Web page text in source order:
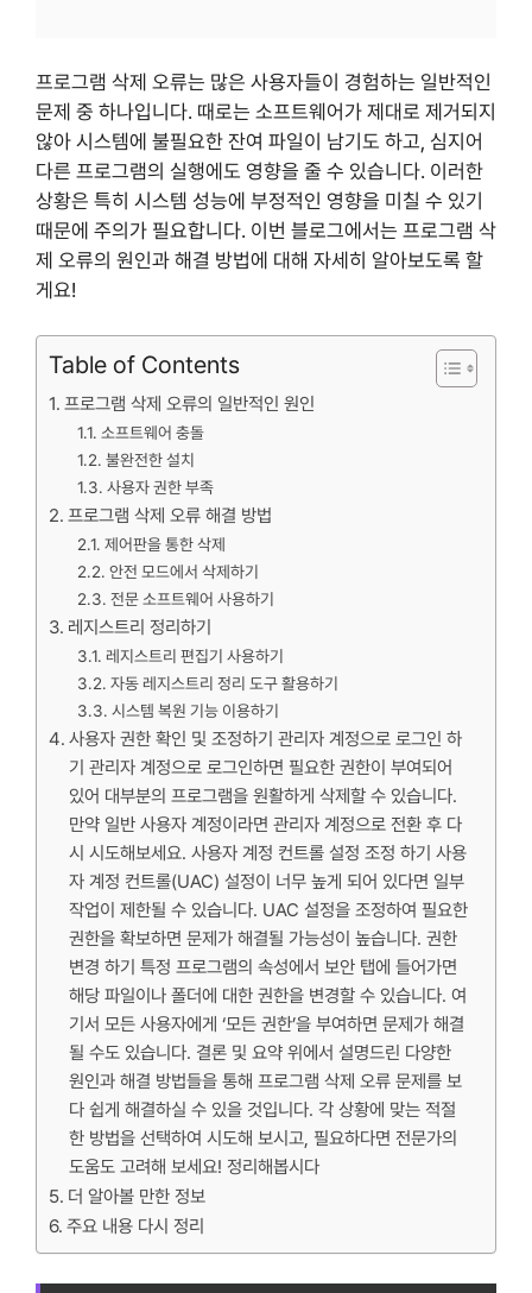
프로그램 삭제 오류는 많은 사용자들이 경험하는 일반적인
문제 중 하나입니다. 때로는 소프트웨어가 제대로 제거되지
않아 시스템에 불필요한 잔여 파일이 남기도 하고, 심지어
다른 프로그램의 실행에도 영향을 줄 수 있습니다. 이러한
상황은 특히 시스템 성능에 부정적인 영향을 미칠 수 있기
때문에 주의가 필요합니다. 이번 블로그에서는 프로그램 삭
제 오류의 원인과 해결 방법에 대해 자세히 알아보도록 할
게요!
Table of Contents
프로그램 삭제 오류의 일반적인 원인
소프트웨어 충돌
불완전한 설치
사용자 권한 부족
프로그램 삭제 오류 해결 방법
제어판을 통한 삭제
안전 모드에서 삭제하기
전문 소프트웨어 사용하기
레지스트리 정리하기
레지스트리 편집기 사용하기
자동 레지스트리 정리 도구 활용하기
시스템 복원 기능 이용하기
사용자 권한 확인 및 조정하기 관리자 계정으로 로그인 하
기 관리자 계정으로 로그인하면 필요한 권한이 부여되어
있어 대부분의 프로그램을 원활하게 삭제할 수 있습니다.
만약 일반 사용자 계정이라면 관리자 계정으로 전환 후 다
시 시도해보세요. 사용자 계정 컨트롤 설정 조정 하기 사용
자 계정 컨트롤(UAC) 설정이 너무 높게 되어 있다면 일부
작업이 제한될 수 있습니다. UAC 설정을 조정하여 필요한
권한을 확보하면 문제가 해결될 가능성이 높습니다. 권한
변경 하기 특정 프로그램의 속성에서 보안 탭에 들어가면
해당 파일이나 폴더에 대한 권한을 변경할 수 있습니다. 여
기서 모든 사용자에게 ‘모든 권한’을 부여하면 문제가 해결
될 수도 있습니다. 결론 및 요약 위에서 설명드린 다양한
원인과 해결 방법들을 통해 프로그램 삭제 오류 문제를 보
다 쉽게 해결하실 수 있을 것입니다. 각 상황에 맞는 적절
한 방법을 선택하여 시도해 보시고, 필요하다면 전문가의
도움도 고려해 보세요! 정리해봅시다
더 알아볼 만한 정보
주요 내용 다시 정리